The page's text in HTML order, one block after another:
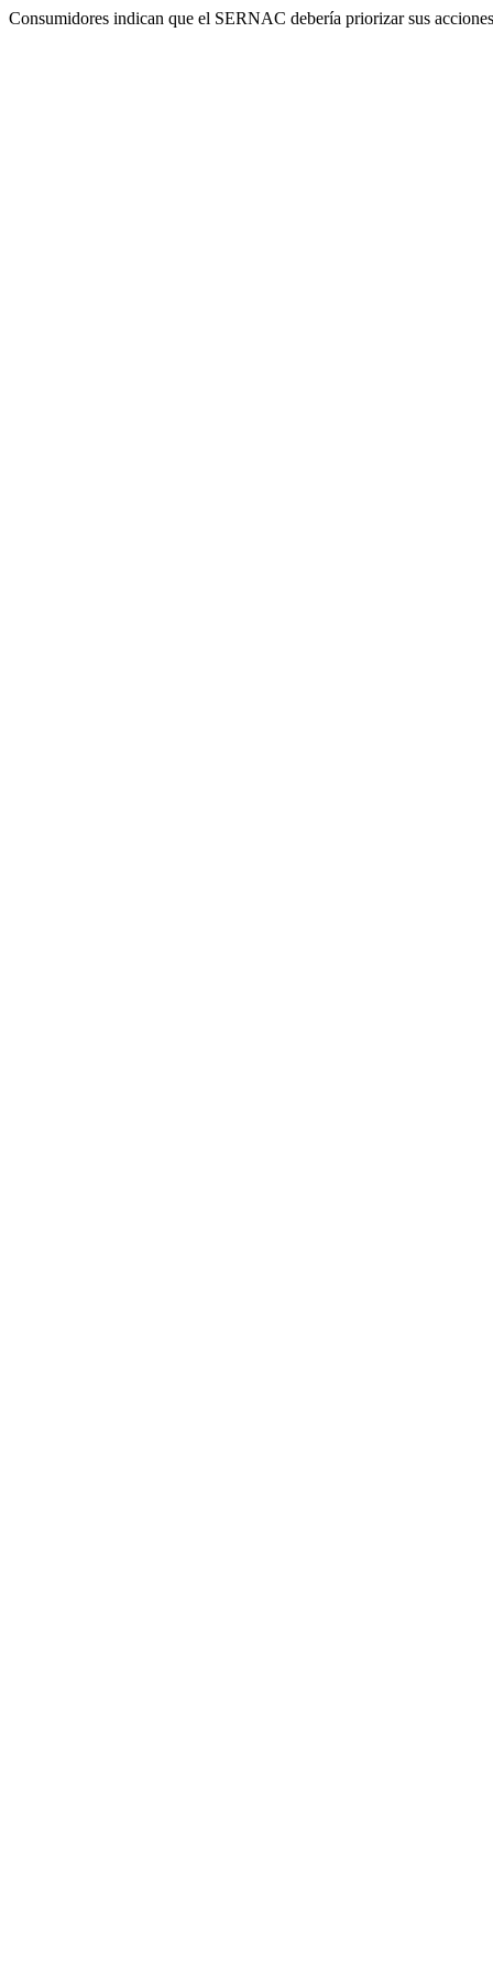
Consumidores indican que el SERNAC debería priorizar sus